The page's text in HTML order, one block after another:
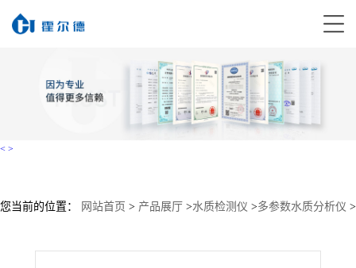
< >
您当前的位置： 网站首页 > 产品展厅 >水质检测仪 >多参数水质分析仪 >